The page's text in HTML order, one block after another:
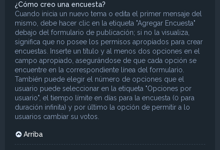
¿Cómo creo una encuesta?
Cuando inicia un nuevo tema o edita el primer mensaje del
mismo, debe hacer clic en la etiqueta "Agregar Encuesta"
debajo del formulario de publicación; si no la visualiza,
significa que no posee los permisos apropiados para crear
encuestas. Inserte un título y al menos dos opciones en el
campo apropiado, asegurándose de que cada opción se
encuentre en la correspondiente línea del formulario.
También puede elegir el número de opciones que el
usuario puede seleccionar en la etiqueta "Opciones por
usuario", el tiempo límite en días para la encuesta (0 para
duración infinita) y por último la opción de permitir a lo
usuarios cambiar su votos.
Arriba